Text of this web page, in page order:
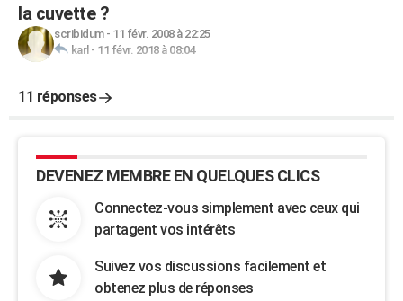
la cuvette ?
scribidum- 11 févr. 2008 à 22:25
karl - 11 févr. 2018 à 08:04
11 réponses
DEVENEZ MEMBRE EN QUELQUES CLICS
Connectez-vous simplement avec ceux qui
partagent vos intérêts
Suivez vos discussions facilement et
obtenez plus de réponses